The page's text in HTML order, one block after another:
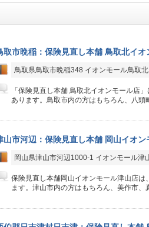
取市晩稲：保険見直し本舗 鳥取北イオ
鳥取県鳥取市晩稲348 イオンモール鳥取
「保険見直し本舗 鳥取北イオンモール店
あります。鳥取市内の方はもちろん、八頭
山市河辺：保険見直し本舗 岡山イオン
岡山県津山市河辺1000-1 イオンモール津
保険見直し本舗岡山イオンモール津山店は
ます。津山市内の方はもちろん、美作市、